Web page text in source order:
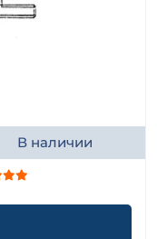
В наличии